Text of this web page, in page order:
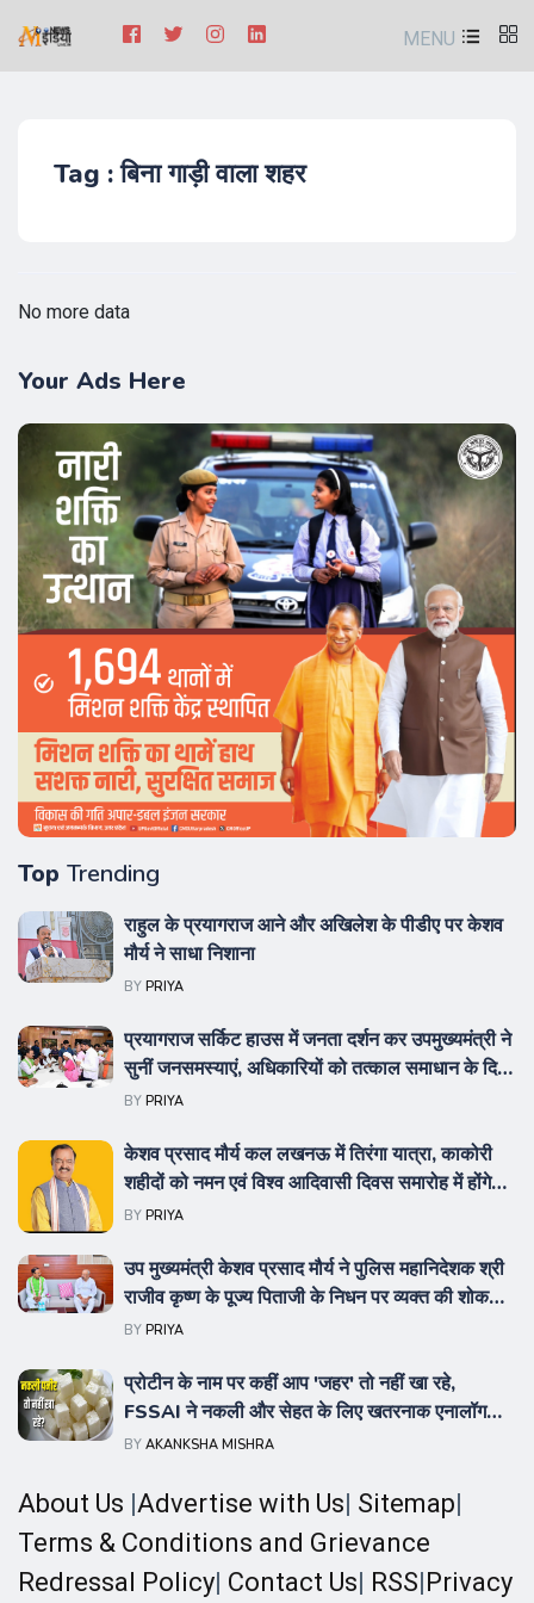
MENU
Tag : बिना गाड़ी वाला शहर
No more data
Your Ads Here
Top Trending
राहुल के प्रयागराज आने और अखिलेश के पीडीए पर केशव
मौर्य ने साधा निशाना
BY PRIYA
प्रयागराज सर्किट हाउस में जनता दर्शन कर उपमुख्यमंत्री ने
सुनीं जनसमस्याएं, अधिकारियों को तत्काल समाधान के दिए
निर्देश
BY PRIYA
केशव प्रसाद मौर्य कल लखनऊ में तिरंगा यात्रा, काकोरी
शहीदों को नमन एवं विश्व आदिवासी दिवस समारोह में होंगे
सम्मिलित
BY PRIYA
उप मुख्यमंत्री केशव प्रसाद मौर्य ने पुलिस महानिदेशक श्री
राजीव कृष्ण के पूज्य पिताजी के निधन पर व्यक्त की शोक
संवेदना
BY PRIYA
प्रोटीन के नाम पर कहीं आप 'जहर' तो नहीं खा रहे,
FSSAI ने नकली और सेहत के लिए खतरनाक एनालॉग
पनीर पर लगाया बैन
BY AKANKSHA MISHRA
About Us Advertise with Us Sitemap
Terms & Conditions and Grievance
Redressal Policy Contact Us RSS Privacy